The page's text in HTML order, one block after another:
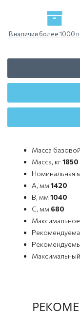
В наличии более 1000
Масса
Масса, кг1850
Номинальная
A, мм 1420
B, мм 1040
C, мм 680